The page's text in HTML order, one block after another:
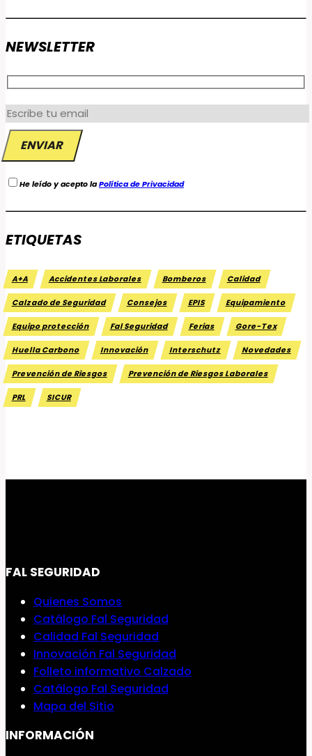
NEWSLETTER
He leído y acepto laPolítica de Privacidad
ETIQUETAS
A+A Accidentes Laborales Bomberos Calidad
Calzado de Seguridad Consejos EPIS Equipamiento
Equipo protección Fal Seguridad Ferias Gore-Tex
Huella Carbono Innovación Interschutz Novedades
Prevención de Riesgos Prevención de Riesgos Laborales
PRL SICUR
FAL SEGURIDAD
Quienes Somos
Catálogo Fal Seguridad
Calidad Fal Seguridad
Innovación Fal Seguridad
Folleto informativo Calzado
Catálogo Fal Seguridad
Mapa del Sitio
INFORMACIÓN